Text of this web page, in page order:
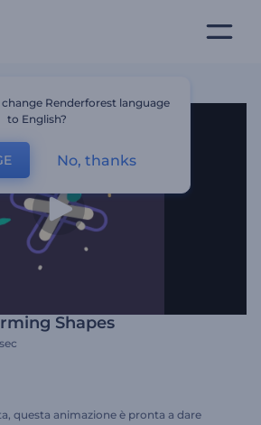
Shapes
questa animazione è pronta a dare
Renderforest language
to English?
No, thanks